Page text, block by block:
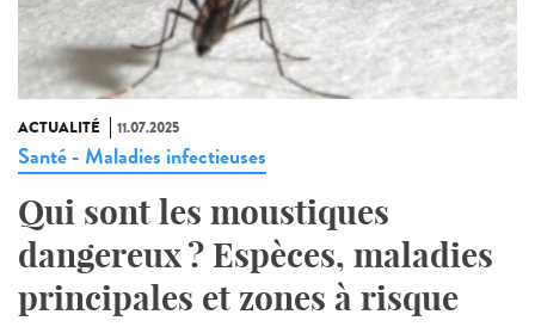
ACTUALITÉ 11.07.2025
Santé - Maladies infectieuses
Qui sont les moustiques
dangereux ? Espèces, maladies
principales et zones à risque